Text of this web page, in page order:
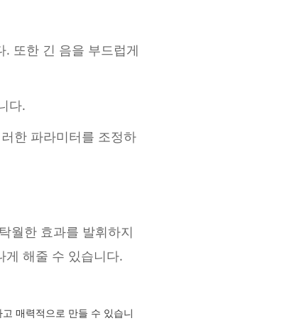
. 또한 긴 음을 부드럽게
다.
한 파라미터를 조정하
월한 효과를 발휘하지
게 해줄 수 있습니다.
매력적으로 만들 수 있습니